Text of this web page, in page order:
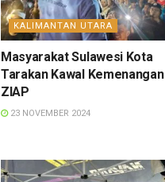
KALIMANTAN UTARA
Masyarakat Sulawesi Kota
Tarakan Kawal Kemenangan
ZIAP
23 NOVEMBER 2024